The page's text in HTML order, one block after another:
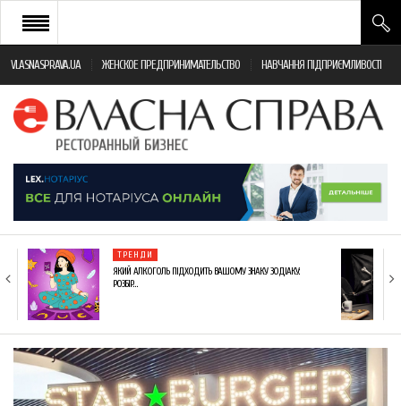
VLASNASPRAVA.UA ЖЕНСКОЕ ПРЕДПРИНИМАТЕЛЬСТВО НАВЧАННЯ ПІДПРИЄМЛИВОСТІ
НОВИНИ РЕСТОРАННОГО БІЗНЕСУ
ЯК ВІДКРИТИ ТА УСПІШНО КЕРУВАТИ
МОНІТОРИНГ ЗАКОНОДАВСТВА
ФРАНЧАЙЗИНГ
КНИГИ
ТРЕНДИ
ЯКИЙ АЛКОГОЛЬ ПІДХОДИТЬ ВАШОМУ ЗНАКУ ЗОДІАКУ:
РОЗБІР…